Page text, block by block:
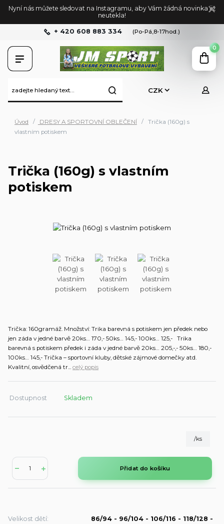
Nyní nás můžete sledovat na Instagramu, aby Vám žádná novinka již
neutekla!
CZK
+ 420 608 883 334 (Po-Pá,8-17hod.)
0
Úvod DRESY A SPORTOVNÍ OBLEČENÍ
Trička (160g) s
vlastním potiskem
Trička (160g) s vlastním
potiskem
Trička: 160gramáž. Množství: Trika barevná s potiskem jen předek nebo
jen záda v jedné barvě 20ks… 170,- 50ks… 145,- 100ks… 125,- Trika
barevná s potiskem předek i záda v jedné barvě 20ks… 205,-,- 50ks… 180,-
100ks… 145,- Trička – sportovní kluby, dětské zájmové domečky atd.
Kvalitní, osvědčená tr... celý popis
Dostupnost Skladem
/ks
Přidat do košíku
Velikost dětí:
86/94 - 96/104 - 106/116 - 118/128 -